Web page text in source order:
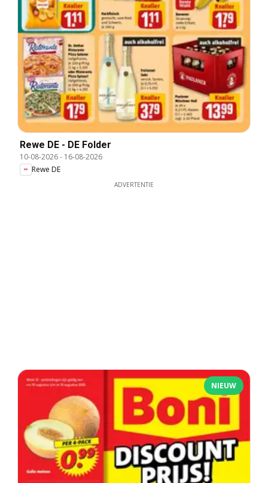
Rewe DE - DE Folder
10-08-2026- 16-08-2026
Rewe DE
ADVERTENTIE
NIEUW